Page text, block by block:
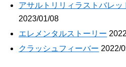
アサルトリリィラストバレッ
2023/01/08
エレメンタルストーリー
クラッシュフィーバー 2022/